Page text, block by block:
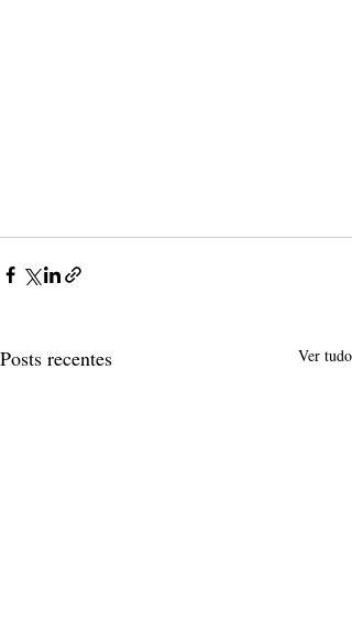
Posts recentes Ver tudo